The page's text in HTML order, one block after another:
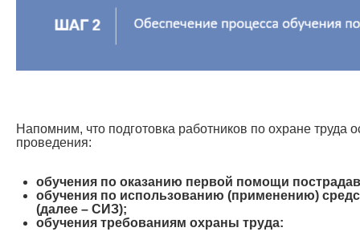
Напомним, что подготовка работников по охране труда
проведения:
обучения по оказанию первой помощи
обучения по использованию (применению)
(далее – СИЗ);
обучения требованиям охраны труда: